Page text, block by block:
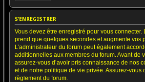
S’ENREGISTRER
Vous devez être enregistré pour vous connecter.
prend que quelques secondes et augmente vos
L’administrateur du forum peut également
additionnelles aux membres du forum. Avant de
assurez-vous d’avoir pris connaissance de nos
et de notre politique de vie privée. Assurez-vous
règlement du forum.